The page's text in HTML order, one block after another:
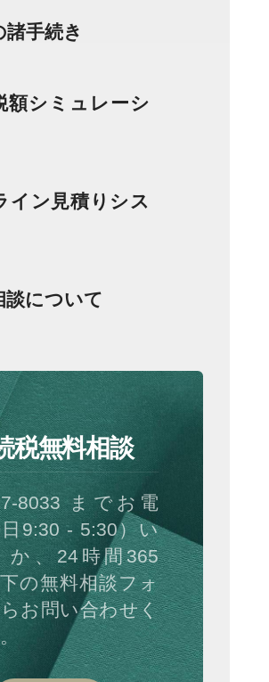
諸手続き
額シミュレーシ
イン見積りシス
談について
税無料相談
8033 までお電
9:30 - 5:30）い
か、24時間365
の無料相談フォ
お問い合わせく